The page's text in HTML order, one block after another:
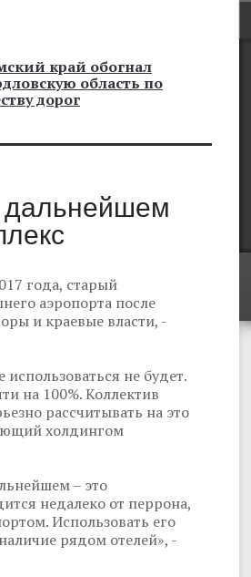
край обогнал
область по
дорог
дальнейшем
года, старый
аэропорта после
и краевые власти, -
не будет.
на 100%. Коллектив
рассчитывать на это
холдингом
– это
недалеко от перрона,
Использовать его
рядом отелей», -